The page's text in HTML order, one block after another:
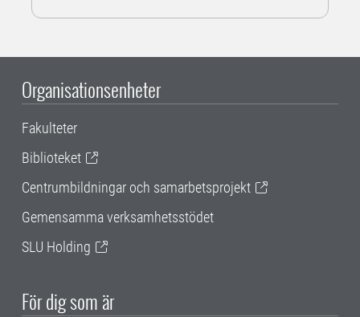
Organisationsenheter
Fakulteter
Biblioteket
Centrumbildningar och samarbetsprojekt
Gemensamma verksamhetsstödet
SLU Holding
För dig som är